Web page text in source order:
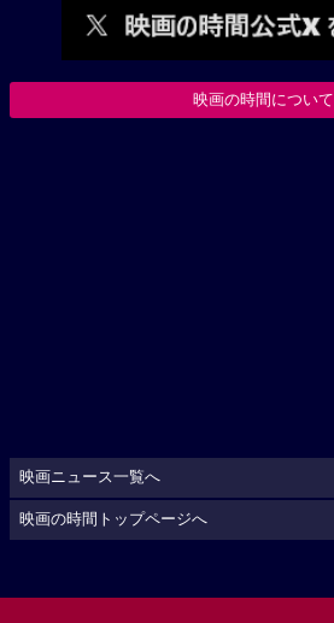
映画の時間について
映画ニュース一覧へ
映画の時間トップページへ